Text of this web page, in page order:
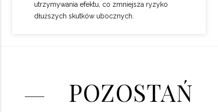
utrzymywania efektu, co zmniejsza ryzyko
dłuższych skutków ubocznych.
POZOSTAŃ